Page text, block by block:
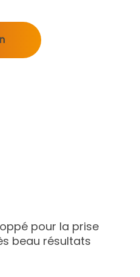
pour la prise
beau résultats